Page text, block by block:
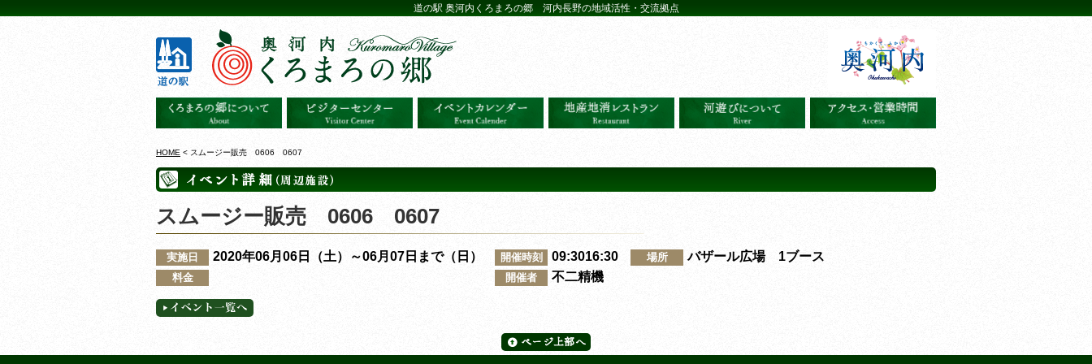
道の駅 奥河内くろまろの郷 河内長野の地域活性・交流拠点
HOME < スムージー販売 0606 0607
スムージー販売 0606 0607
実施日 2020年06月06日（土）～06月07日まで（日） 開催時刻 09:3016:30 場所 バザール広場 1ブース
料金 開催者 不二精機